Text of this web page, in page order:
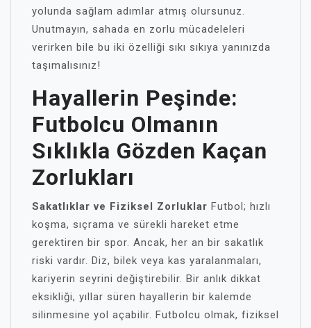
yolunda sağlam adımlar atmış olursunuz.
Unutmayın, sahada en zorlu mücadeleleri
verirken bile bu iki özelliği sıkı sıkıya yanınızda
taşımalısınız!
Hayallerin Peşinde:
Futbolcu Olmanın
Sıklıkla Gözden Kaçan
Zorlukları
Sakatlıklar ve Fiziksel Zorluklar Futbol; hızlı
koşma, sıçrama ve sürekli hareket etme
gerektiren bir spor. Ancak, her an bir sakatlık
riski vardır. Diz, bilek veya kas yaralanmaları,
kariyerin seyrini değiştirebilir. Bir anlık dikkat
eksikliği, yıllar süren hayallerin bir kalemde
silinmesine yol açabilir. Futbolcu olmak, fiziksel